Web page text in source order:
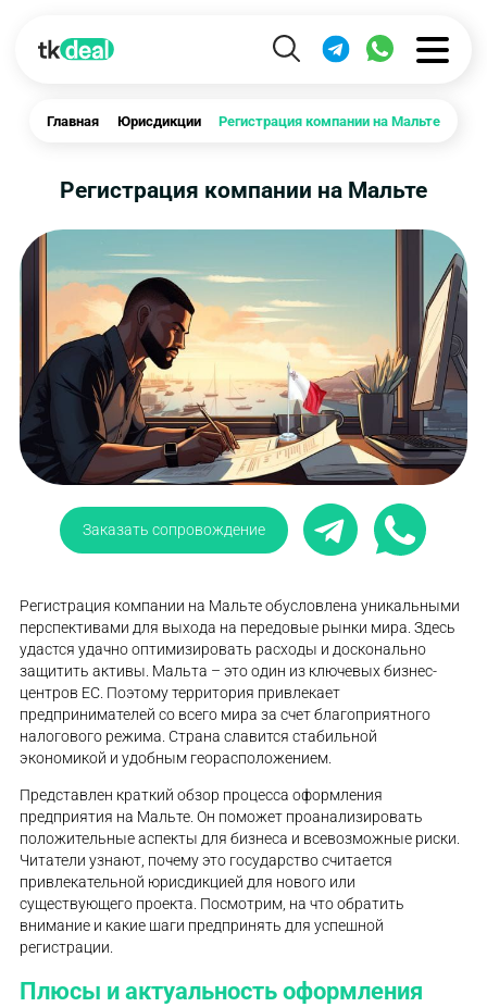
Главная Юрисдикции Регистрация компании на Мальте
Регистрация компании на Мальте
Заказать сопровождение
Регистрация компании на Мальте обусловлена уникальными
перспективами для выхода на передовые рынки мира. Здесь
удастся удачно оптимизировать расходы и досконально
защитить активы. Мальта – это один из ключевых бизнес-
центров ЕС. Поэтому территория привлекает
предпринимателей со всего мира за счет благоприятного
налогового режима. Страна славится стабильной
экономикой и удобным георасположением.
Представлен краткий обзор процесса оформления
предприятия на Мальте. Он поможет проанализировать
положительные аспекты для бизнеса и всевозможные риски.
Читатели узнают, почему это государство считается
привлекательной юрисдикцией для нового или
существующего проекта. Посмотрим, на что обратить
внимание и какие шаги предпринять для успешной
регистрации.
Плюсы и актуальность оформления